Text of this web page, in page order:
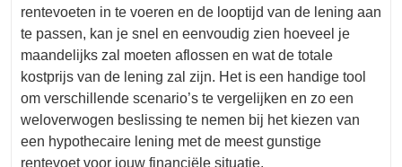
rentevoeten in te voeren en de looptijd van de lening aan
te passen, kan je snel en eenvoudig zien hoeveel je
maandelijks zal moeten aflossen en wat de totale
kostprijs van de lening zal zijn. Het is een handige tool
om verschillende scenario’s te vergelijken en zo een
weloverwogen beslissing te nemen bij het kiezen van
een hypothecaire lening met de meest gunstige
rentevoet voor jouw financiële situatie.